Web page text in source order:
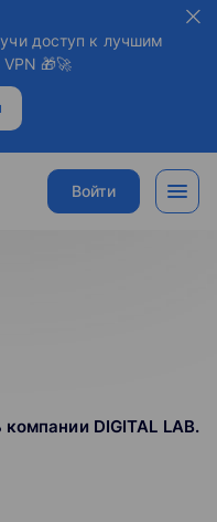
доступ к лучшим
🎁🚀
Войти
DIGITAL LAB.